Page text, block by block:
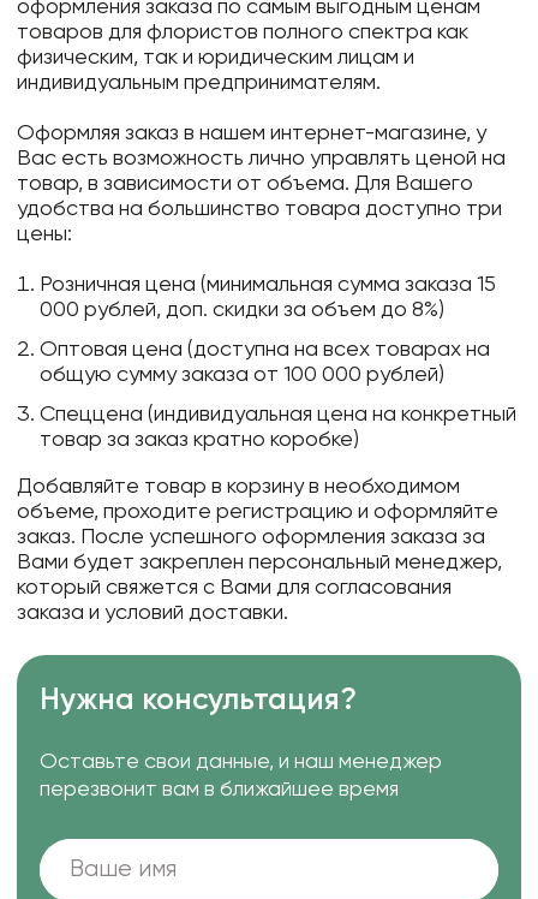
оформления заказа по самым выгодным ценам
товаров для флористов полного спектра как
физическим, так и юридическим лицам и
индивидуальным предпринимателям.
Оформляя заказ в нашем интернет-магазине, у
Вас есть возможность лично управлять ценой на
товар, в зависимости от объема. Для Вашего
удобства на большинство товара доступно три
цены:
Розничная цена (минимальная сумма заказа 15
000 рублей, доп. скидки за объем до 8%)
Оптовая цена (доступна на всех товарах на
общую сумму заказа от 100 000 рублей)
Спеццена (индивидуальная цена на конкретный
товар за заказ кратно коробке)
Добавляйте товар в корзину в необходимом
объеме, проходите регистрацию и оформляйте
заказ. После успешного оформления заказа за
Вами будет закреплен персональный менеджер,
который свяжется с Вами для согласования
заказа и условий доставки.
Нужна консультация?
Оставьте свои данные, и наш менеджер
перезвонит вам в ближайшее время